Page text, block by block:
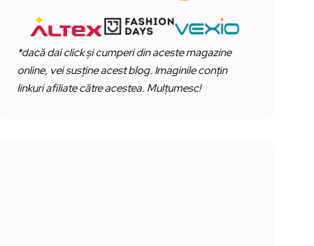
*dacă dai click și cumperi din aceste magazine
online, vei susține acest blog. Imaginile conțin
linkuri afiliate către acestea. Mulțumesc!